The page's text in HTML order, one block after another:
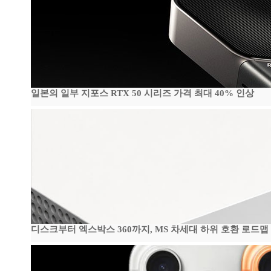
일본의 일부 지포스 RTX 50 시리즈 가격 최대 40% 인상
디스크부터 엑스박스 360까지, MS 차세대 하위 호환 로드맵